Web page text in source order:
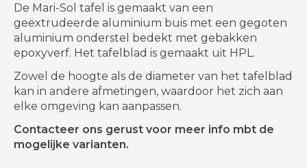
De Mari-Sol tafel is gemaakt van een
geëxtrudeerde aluminium buis met een gegoten
aluminium onderstel bedekt met gebakken
epoxyverf. Het tafelblad is gemaakt uit HPL.
Zowel de hoogte als de diameter van het tafelblad
kan in andere afmetingen, waardoor het zich aan
elke omgeving kan aanpassen.
Contacteer ons gerust voor meer info mbt de
mogelijke varianten.